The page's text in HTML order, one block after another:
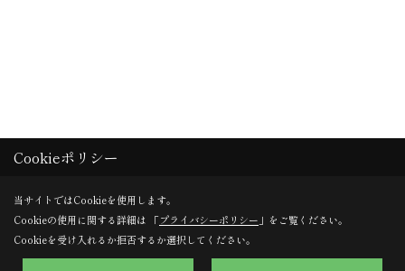
Cookieポリシー
当サイトではCookieを使用します。
Cookieの使用に関する詳細は 「プライバシーポリシー 」をご覧ください。
Cookieを受け入れるか拒否するか選択してください。